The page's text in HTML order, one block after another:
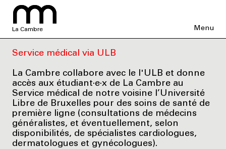
La Cambre Menu
Service médical via ULB
La Cambre collabore avec le l'ULB et donne
accès aux étudiant·e·x de La Cambre au
Service médical de notre voisine l’Université
Libre de Bruxelles pour des soins de santé de
première ligne (consultations de médecins
généralistes, et éventuellement, selon
disponibilités, de spécialistes cardiologues,
dermatologues et gynécologues).